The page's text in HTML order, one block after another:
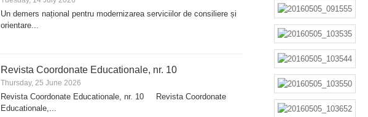
Un demers național pentru modernizarea serviciilor de consiliere și
orientare...
Revista Coordonate Educationale, nr. 10
Thursday, 25 June 2026
Revista Coordonate Educationale, nr. 10 Revista Coordonate
Educationale,...